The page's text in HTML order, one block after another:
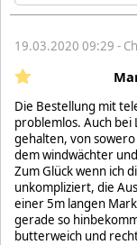
19.03.2020 09:29 -
Die Bestellung mit
problemlos. Auch
gehalten, von
dem windwächter
Zum Glück wenn ich
unkompliziert, die
einer 5m langen
gerade so
butterweich und